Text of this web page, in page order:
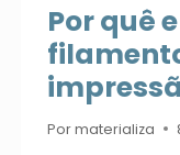
Por quê
Pormaterializa